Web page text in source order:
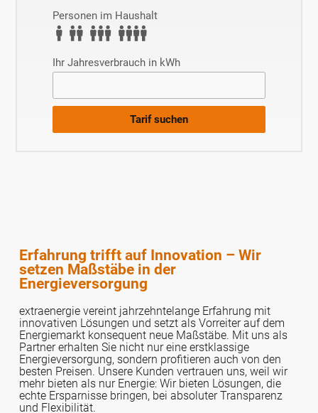
Personen im Haushalt
Pflichtfeld
Ihr Jahresverbrauch in kWh
Tarif suchen
Erfahrung trifft auf Innovation – Wir
setzen Maßstäbe in der
Energieversorgung
extraenergie vereint jahrzehntelange Erfahrung mit
innovativen Lösungen und setzt als Vorreiter auf dem
Energiemarkt konsequent neue Maßstäbe. Mit uns als
Partner erhalten Sie nicht nur eine erstklassige
Energieversorgung, sondern profitieren auch von den
besten Preisen. Unsere Kunden vertrauen uns, weil wir
mehr bieten als nur Energie: Wir bieten Lösungen, die
echte Ersparnisse bringen, bei absoluter Transparenz
und Flexibilität.